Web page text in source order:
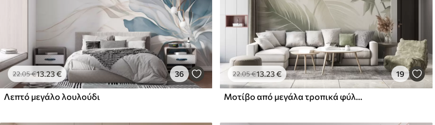
22.05€13.23€ 36
Λεπτό μεγάλο λουλούδι
22.05€13.23€ 19
Μοτίβο από μεγάλα τροπικά φύλλα σε απαλές πράσινες και μπεζ αποχρώσεις, με απαλές διαβαθμίσεις και λεπτές λεπτομέρειες υφής